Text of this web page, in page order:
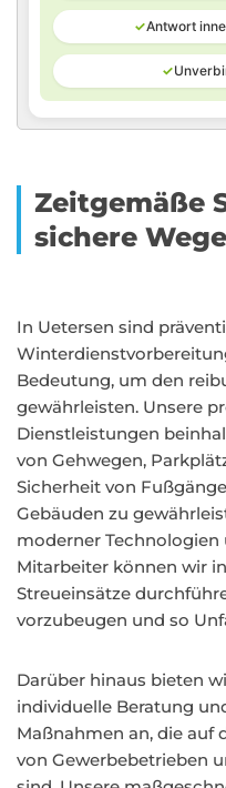
✓Antwort
✓
Zeitgemäße
sichere Wege
In Uetersen sind
Bedeutung, um den
gewährleisten. Unsere
Dienstleistungen
von Gehwegen,
Sicherheit von
Gebäuden zu
moderner
Mitarbeiter können wir
Streueinsätze
vorzubeugen und so
Darüber hinaus bieten
individuelle Beratung
Maßnahmen an, die auf
von Gewerbebetrieben